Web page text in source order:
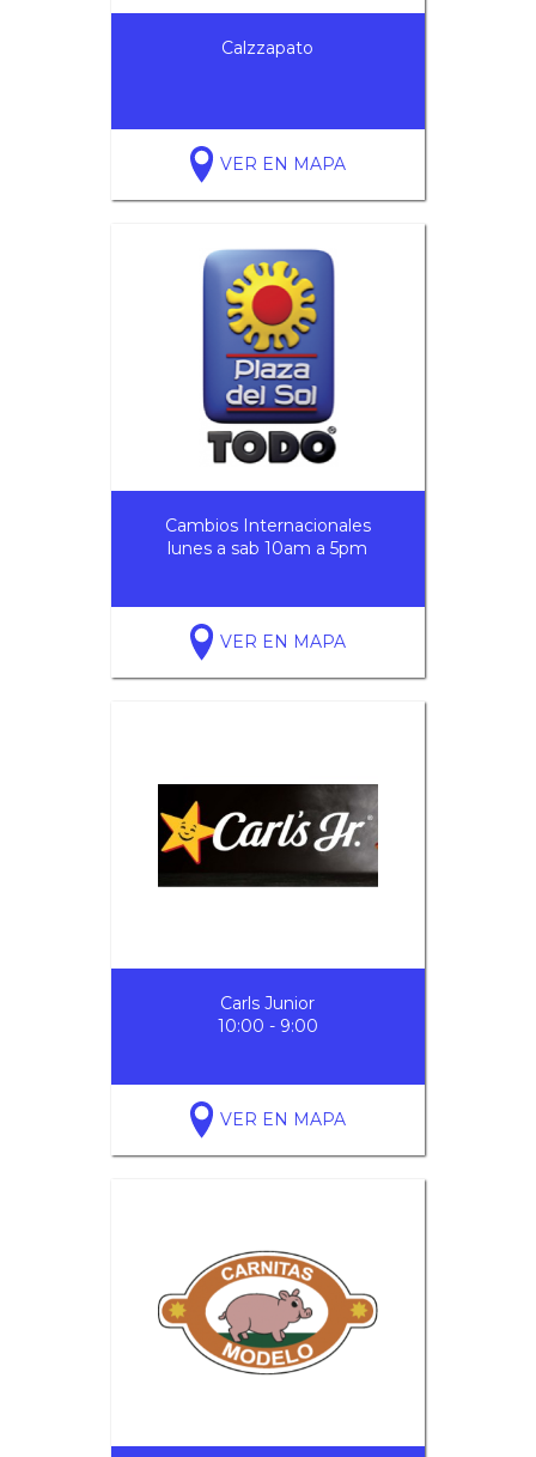
Calzzapato
VER EN MAPA
Cambios Internacionales
lunes a sab 10am a 5pm
VER EN MAPA
Carls Junior
10:00 - 9:00
VER EN MAPA